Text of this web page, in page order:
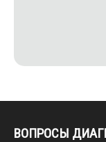
ВОПРОСЫ